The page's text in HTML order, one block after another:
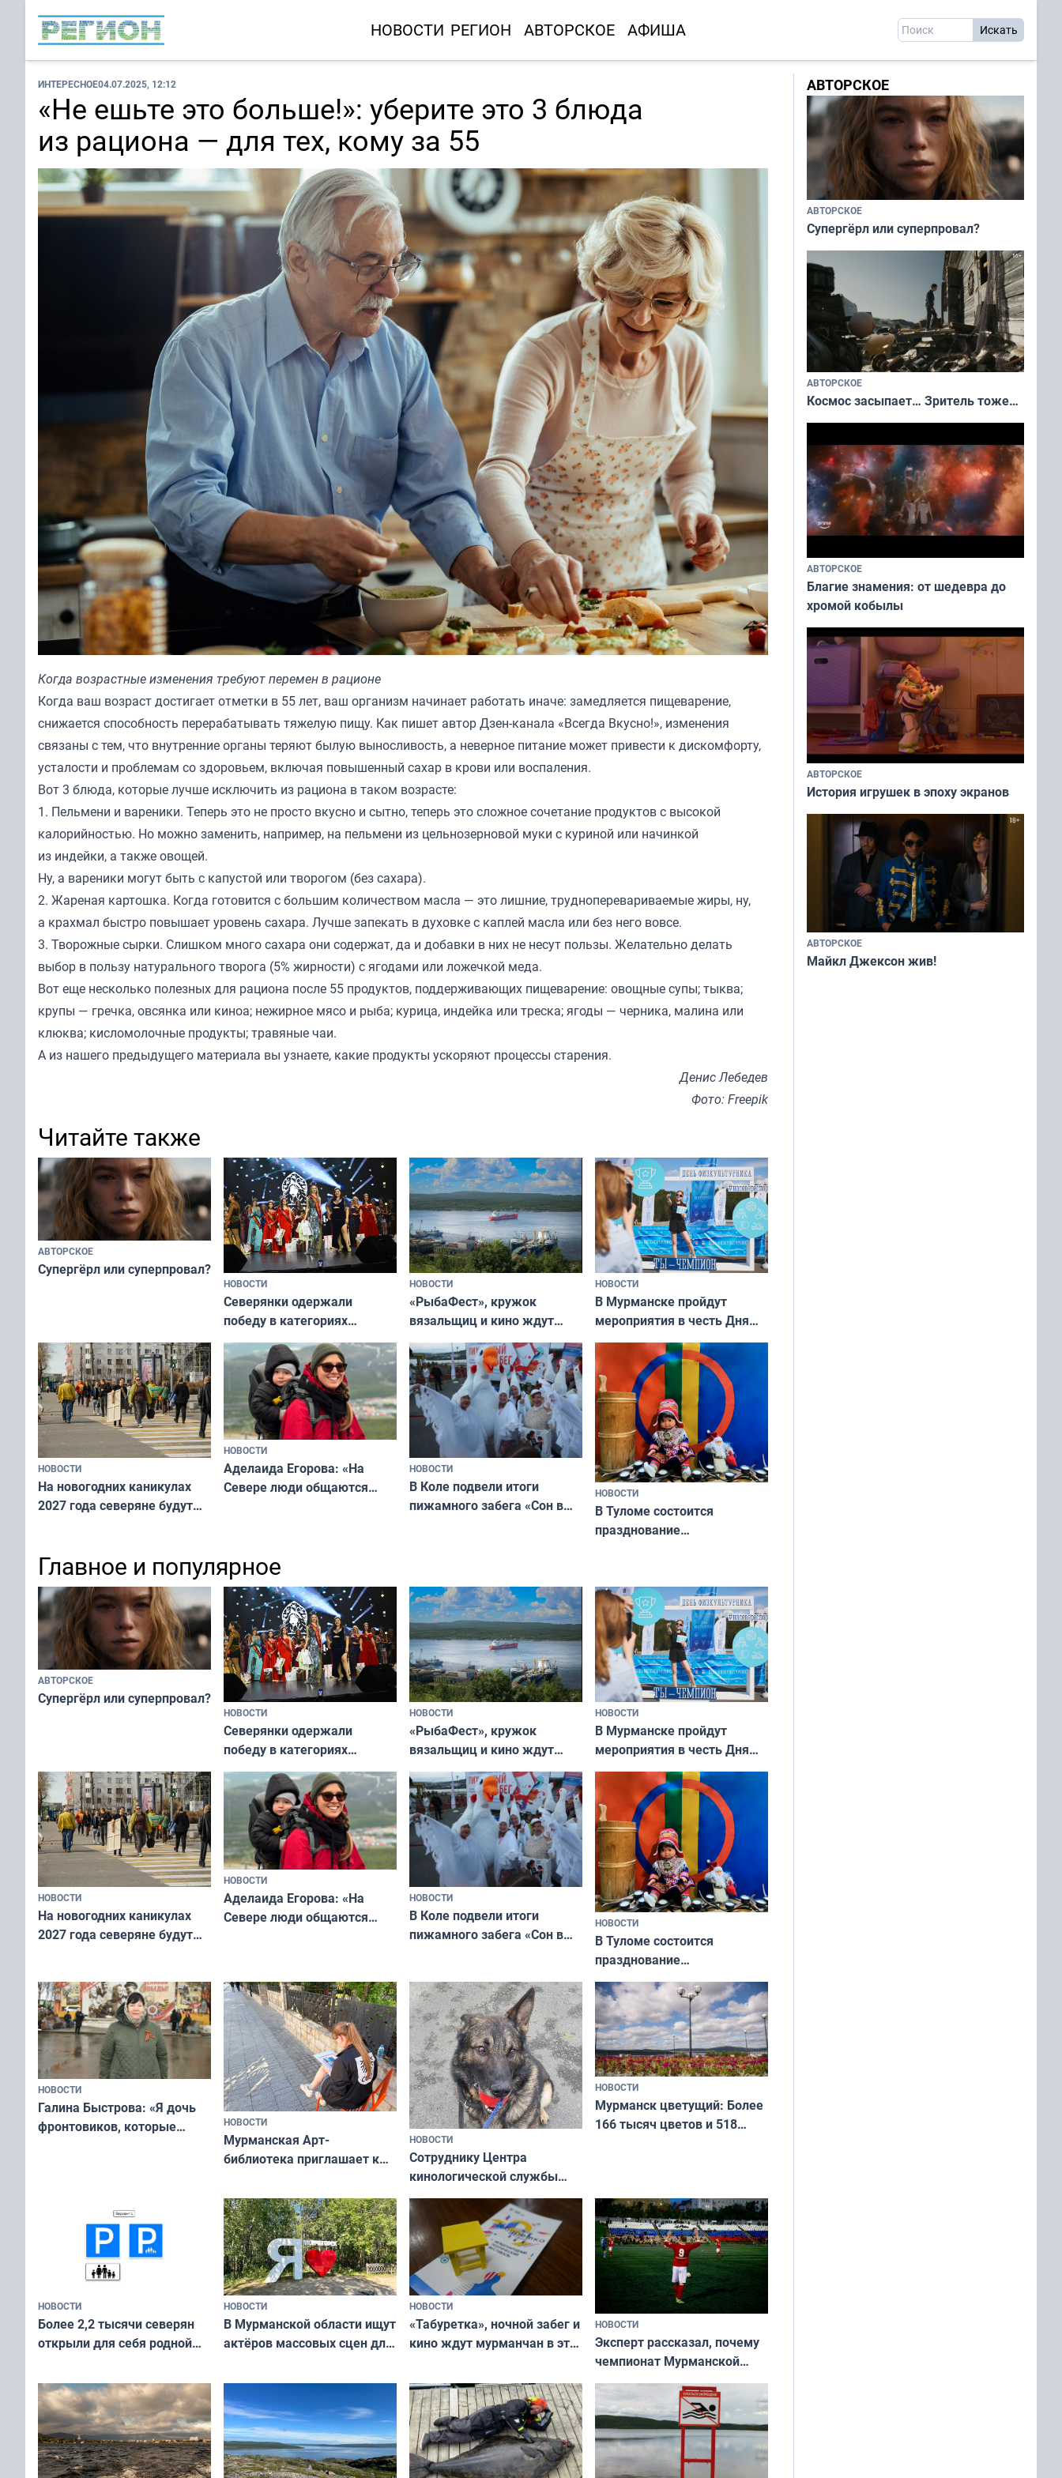
НОВОСТИ РЕГИОН АВТОРСКОЕ АФИША
ИНТЕРЕСНОЕ04.07.2025, 12:12
«Не ешьте это больше!»: уберите это 3 блюда
из рациона — для тех, кому за 55
Когда возрастные изменения требуют перемен в рационе
Когда ваш возраст достигает отметки в 55 лет, ваш организм начинает работать иначе: замедляется пищеварение,
снижается способность перерабатывать тяжелую пищу. Как пишет автор Дзен-канала «Всегда Вкусно!», изменения
связаны с тем, что внутренние органы теряют былую выносливость, а неверное питание может привести к дискомфорту,
усталости и проблемам со здоровьем, включая повышенный сахар в крови или воспаления.
Вот 3 блюда, которые лучше исключить из рациона в таком возрасте:
1. Пельмени и вареники. Теперь это не просто вкусно и сытно, теперь это сложное сочетание продуктов с высокой
калорийностью. Но можно заменить, например, на пельмени из цельнозерновой муки с куриной или начинкой
из индейки, а также овощей.
Ну, а вареники могут быть с капустой или творогом (без сахара).
2. Жареная картошка. Когда готовится с большим количеством масла — это лишние, трудноперевариваемые жиры, ну,
а крахмал быстро повышает уровень сахара. Лучше запекать в духовке с каплей масла или без него вовсе.
3. Творожные сырки. Слишком много сахара они содержат, да и добавки в них не несут пользы. Желательно делать
выбор в пользу натурального творога (5% жирности) с ягодами или ложечкой меда.
Вот еще несколько полезных для рациона после 55 продуктов, поддерживающих пищеварение: овощные супы; тыква;
крупы — гречка, овсянка или киноа; нежирное мясо и рыба; курица, индейка или треска; ягоды — черника, малина или
клюква; кисломолочные продукты; травяные чаи.
А из нашего предыдущего материала вы узнаете, какие продукты ускоряют процессы старения.
Денис Лебедев
Фото: Freepik
Читайте также
АВТОРСКОЕ
Супергёрл или суперпровал?
НОВОСТИ
Северянки одержали
победу в категориях
всероссийского конкурса
«Мисс и Миссис Великая
Русь»
НОВОСТИ
«РыбаФест», кружок
вязальщиц и кино ждут
мурманчан в эти выходные
НОВОСТИ
В Мурманске пройдут
мероприятия в честь Дня
физкультурника
НОВОСТИ
На новогодних каникулах
2027 года северяне будут
НОВОСТИ
Аделаида Егорова: «На
Севере люди общаются
НОВОСТИ
В Коле подвели итоги
пижамного забега «Сон в
НОВОСТИ
В Туломе состоится
празднование
Главное и популярное
АВТОРСКОЕ
Супергёрл или суперпровал?
НОВОСТИ
Северянки одержали
победу в категориях
всероссийского конкурса
«Мисс и Миссис Великая
Русь»
НОВОСТИ
«РыбаФест», кружок
вязальщиц и кино ждут
мурманчан в эти выходные
НОВОСТИ
В Мурманске пройдут
мероприятия в честь Дня
физкультурника
НОВОСТИ
На новогодних каникулах
2027 года северяне будут
НОВОСТИ
Аделаида Егорова: «На
Севере люди общаются
НОВОСТИ
В Коле подвели итоги
пижамного забега «Сон в
НОВОСТИ
В Туломе состоится
празднование
Международного дня
коренных народов мира
НОВОСТИ
Галина Быстрова: «Я дочь
фронтовиков, которые
НОВОСТИ
Мурманская Арт-
библиотека приглашает к
и фотографов
НОВОСТИ
Сотруднику Центра
кинологической службы
ищут новый дом
НОВОСТИ
Мурманск цветущий: Более
166 тысяч цветов и 518
НОВОСТИ
Более 2,2 тысячи северян
открыли для себя родной
«Туризм для своих»
НОВОСТИ
В Мурманской области ищут
актёров массовых сцен для
короткометражном фильме
НОВОСТИ
«Табуретка», ночной забег и
кино ждут мурманчан в эти
НОВОСТИ
Эксперт рассказал, почему
чемпионат Мурманской
области по футболу остался
незамеченным
АВТОРСКОЕ
АВТОРСКОЕ
Супергёрл или суперпровал?
АВТОРСКОЕ
Космос засыпает… Зритель тоже…
АВТОРСКОЕ
Благие знамения: от шедевра до
хромой кобылы
АВТОРСКОЕ
История игрушек в эпоху экранов
АВТОРСКОЕ
Майкл Джексон жив!